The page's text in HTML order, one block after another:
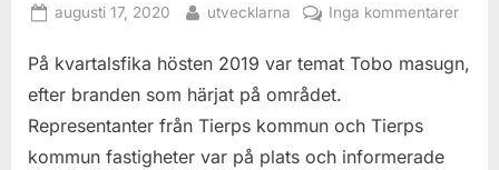
Posted
augusti 17, 2020 By
utvecklarna Inga kommentarertill
På kvartalsfika hösten 2019 var temat Tobo masugn,
efter branden som härjat på området.
Representanter från Tierps kommun och Tierps
kommun fastigheter var på plats och informerade